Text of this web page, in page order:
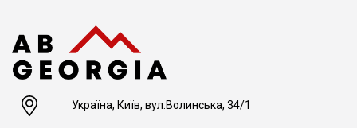
Україна, Київ, вул.Волинська, 34/1